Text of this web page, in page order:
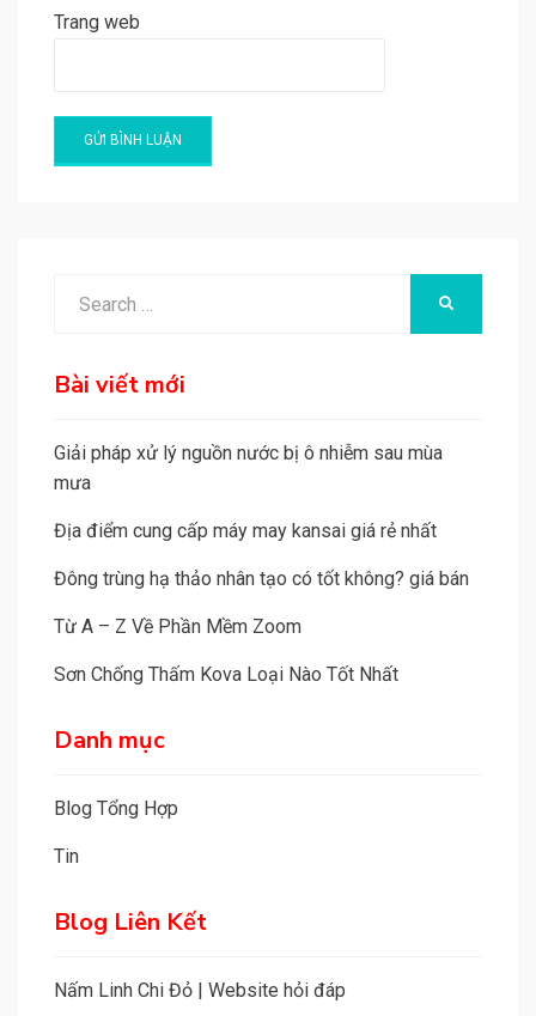
Trang web
a
i
v
:
Bài viết mới
Giải pháp xử lý nguồn nước bị ô nhiễm sau mùa
mưa
Địa điểm cung cấp máy may kansai giá rẻ nhất
Đông trùng hạ thảo nhân tạo có tốt không? giá bán
Từ A – Z Về Phần Mềm Zoom
Sơn Chống Thấm Kova Loại Nào Tốt Nhất
Danh mục
Blog Tổng Hợp
Tin
Blog Liên Kết
Nấm Linh Chi Đỏ Website hỏi đáp